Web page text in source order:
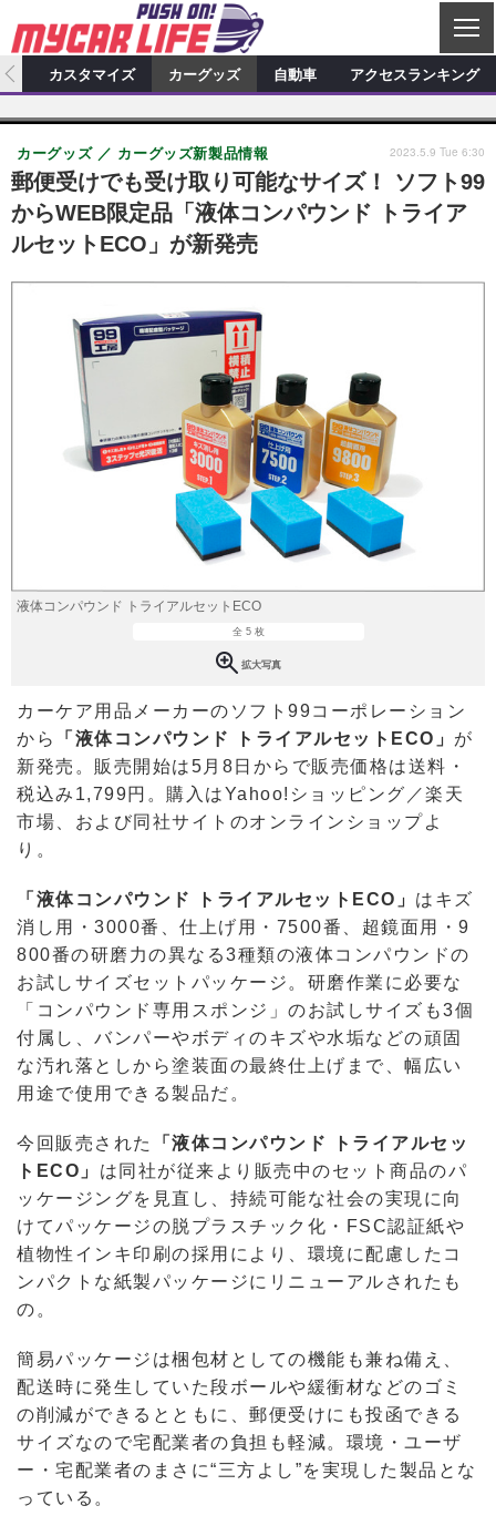
C
L
S
カーオーディオ
特集記事 新製品情報
プロショップ検索 ショップ訪問記
カーオーディオニュース デモカー製作記
その他
カスタマイズ
カスタマイズ特集記事 カスタマイズ新製品情報
カスタマイズニュース
カーグッズ
カーグッズ特集記事 カーグッズ新製品情報
カーグッズニュース
自動車
カスタマイズ カーグッズ 自動車 アクセスランキング
郵便受けでも受け取り可能なサイズ！ ソフト99
からWEB限定品「液体コンパウンド トライア
ルセットECO」が新発売
カーグッズ カーグッズ新製品情報 2023.5.9 Tue 6:30
液体コンパウンド トライアルセットECO
全 5 枚
拡大写真
カーケア用品メーカーのソフト99コーポレーション
から
「液体コンパウンド トライアルセットECO」 が
新発売。販売開始は5月8日からで販売価格は送料・
税込み1,799円。購入はYahoo!ショッピング／楽天
市場、および同社サイトのオンラインショップよ
り。
「液体コンパウンド トライアルセットECO」 はキズ
消し用・3000番、仕上げ用・7500番、超鏡面用・9
800番の研磨力の異なる3種類の液体コンパウンドの
お試しサイズセットパッケージ。研磨作業に必要な
「コンパウンド専用スポンジ」のお試しサイズも3個
付属し、バンパーやボディのキズや水垢などの頑固
な汚れ落としから塗装面の最終仕上げまで、幅広い
用途で使用できる製品だ。
今回販売された
「液体コンパウンド トライアルセッ
トECO」 は同社が従来より販売中のセット商品のパ
ッケージングを見直し、持続可能な社会の実現に向
けてパッケージの脱プラスチック化・FSC認証紙や
植物性インキ印刷の採用により、環境に配慮したコ
ンパクトな紙製パッケージにリニューアルされたも
の。
簡易パッケージは梱包材としての機能も兼ね備え、
配送時に発生していた段ボールや緩衝材などのゴミ
の削減ができるとともに、郵便受けにも投函できる
サイズなので宅配業者の負担も軽減。環境・ユーザ
ー・宅配業者のまさに“三方よし”を実現した製品とな
っている。